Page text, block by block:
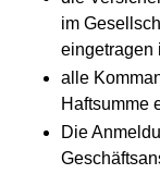
im
eingetragen
alle
Haftsumme
Die